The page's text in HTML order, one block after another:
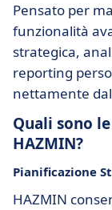
Pensato per
funzionalità
strategica,
reporting
nettamente
Quali sono
HAZMIN?
Pianificazione
HAZMIN